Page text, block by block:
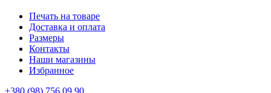
Печать на товаре
Доставка и оплата
Размеры
Контакты
Наши магазины
Избранное
+380 (98) 756 09 90